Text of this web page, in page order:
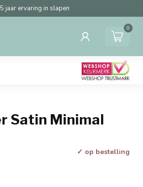
jaar ervaring in slapen
0
Satin Minimal
✓ op bestelling